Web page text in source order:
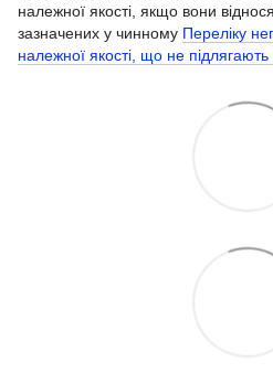
належної якості, якщо вони
зазначених у чинному Переліку
належної якості, що не